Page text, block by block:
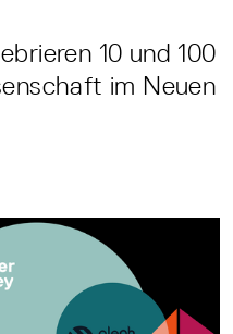
10 und 100
im Neuen